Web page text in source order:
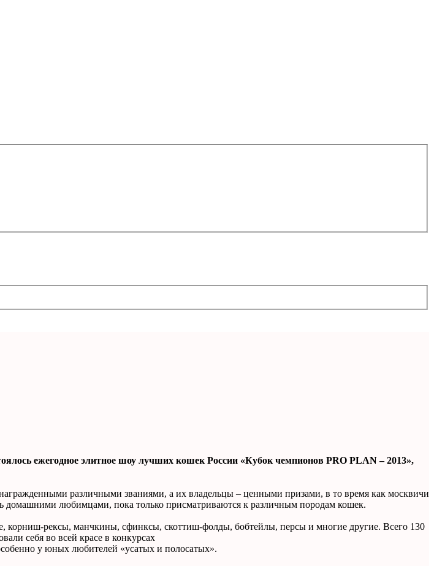
ежегодное элитное шоу лучших кошек России «Кубок чемпионов PRO PLAN – 2013»,
различными званиями, а их владельцы – ценными призами, в то время как москвичи
домашними любимцами, пока только присматриваются к различным породам кошек.
рексы, манчкины, сфинксы, скоттиш-фолды, бобтейлы, персы и многие другие. Всего 130
себя во всей красе в конкурсах
у юных любителей «усатых и полосатых».